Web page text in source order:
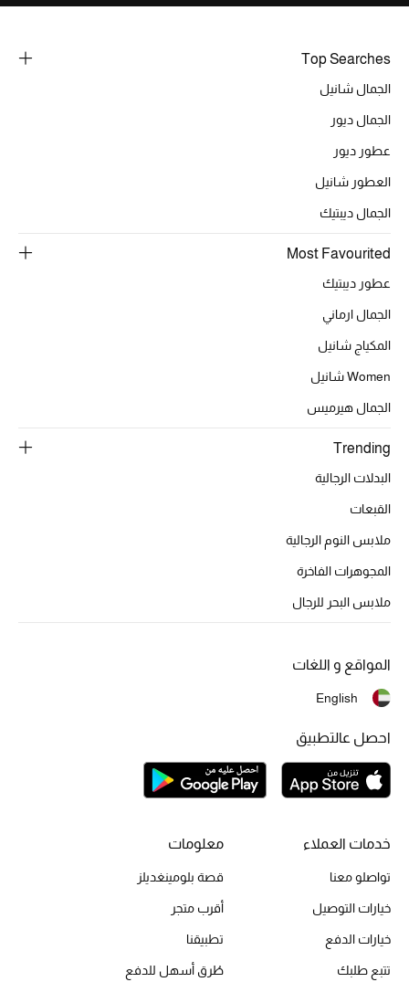
خصومات
جميع مستحضرات الجمال
الجديد في عالم الجمال
الأكثر مبيعاً
مكتشف العطور
مستحضرات العناية
العناية بالشعر
هدايا
مجموعة الجمال
الجمال في بلوميز
عطور الربيع
Top Searches
الجمال شانيل
الجمال ديور
عطور ديور
العطور شانيل
الجمال ديبتيك
Most Favourited
عطور ديبتيك
الجمال ارماني
المكياج شانيل
Women شانيل
الجمال هيرميس
Trending
البدلات الرجالية
القبعات
ملابس النوم الرجالية
المجوهرات الفاخرة
ملابس البحر للرجال
خدمات العملاء
تواصلو معنا
خيارات التوصيل
خيارات الدفع
تتبع طلبك
معلومات
قصة بلومينغديلز
أقرب متجر
تطبيقنا
طُرق أسهل للدفع
المواقع و اللغات
English
احصل عالتطبيق